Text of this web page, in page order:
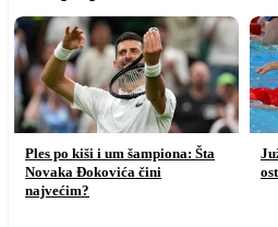
Ples po kiši i um šampiona: Šta
Novaka Đokovića čini
najvećim?